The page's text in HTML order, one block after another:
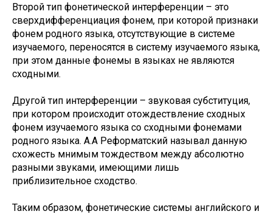
Второй тип фонетической интерференции – это
сверхдифференциация фонем, при которой признаки
фонем родного языка, отсутствующие в системе
изучаемого, переносятся в систему изучаемого языка,
при этом данные фонемы в языках не являются
сходными.
Другой тип интерференции – звуковая субституция,
при котором происходит отождествление сходных
фонем изучаемого языка со сходными фонемами
родного языка. А.А Реформатский называл данную
схожесть мнимым тождеством между абсолютно
разными звуками, имеющими лишь
приблизительное сходство.
Таким образом, фонетические системы английского и